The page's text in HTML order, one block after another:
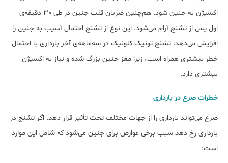
اکسیژن به جنین شود. هم‌چنین ضربان قلب جنین در طی 30 دقیقه‌ی
اول پس از تشنج آرام می‌شود. این نوع از تشنج احتمال آسیب به جنین را
افزایش می‌دهد. تشنج تونیک کلونیک در سه‌ماهه‌ی آخر بارداری با احتمال
خطر بیشتری همراه است، زیرا مغز جنین بزرگ شده و نیاز به اکسیژن
بیشتری دارد.
خطرات صرع در بارداری
صرع می‌تواند بارداری را از جهات مختلف تحت تأثیر قرار دهد. اگر تشنج در
بارداری رخ دهد سبب برخی عوارض برای جنین می‌شود که شامل این موارد
است: